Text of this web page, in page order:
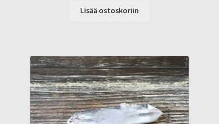
Lisää ostoskoriin